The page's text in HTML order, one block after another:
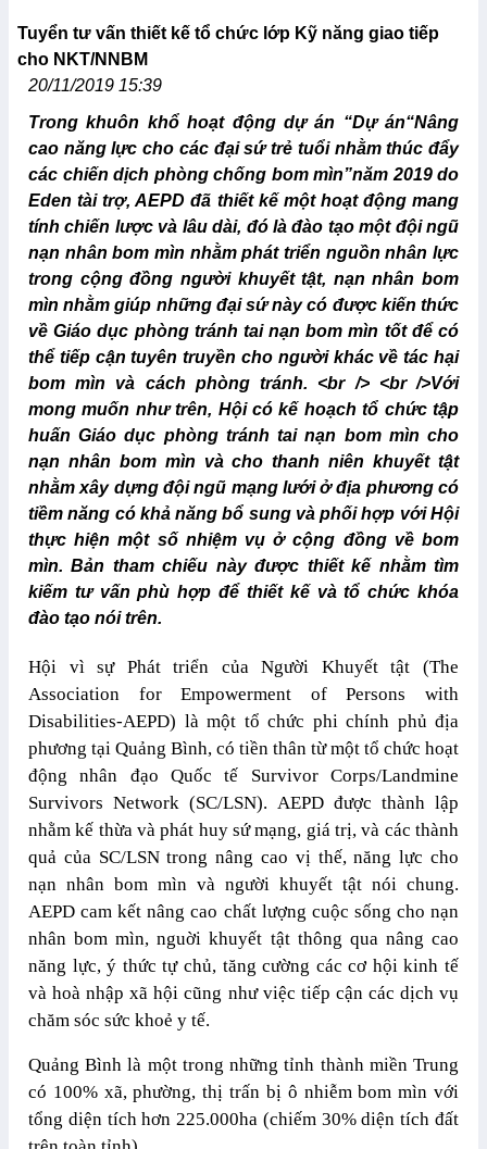
Tuyển tư vấn thiết kế tổ chức lớp Kỹ năng giao tiếp
cho NKT/NNBM
20/11/2019 15:39
Trong khuôn khổ hoạt động dự án “Dự án“Nâng
cao năng lực cho các đại sứ trẻ tuổi nhằm thúc đẩy
các chiến dịch phòng chống bom mìn”năm 2019 do
Eden tài trợ, AEPD đã thiết kế một hoạt động mang
tính chiến lược và lâu dài, đó là đào tạo một đội ngũ
nạn nhân bom mìn nhằm phát triển nguồn nhân lực
trong cộng đồng người khuyết tật, nạn nhân bom
mìn nhằm giúp những đại sứ này có được kiến thức
về Giáo dục phòng tránh tai nạn bom mìn tốt để có
thể tiếp cận tuyên truyền cho người khác về tác hại
bom mìn và cách phòng tránh. <br /> <br />Với
mong muốn như trên, Hội có kế hoạch tổ chức tập
huấn Giáo dục phòng tránh tai nạn bom mìn cho
nạn nhân bom mìn và cho thanh niên khuyết tật
nhằm xây dựng đội ngũ mạng lưới ở địa phương có
tiềm năng có khả năng bổ sung và phối hợp với Hội
thực hiện một số nhiệm vụ ở cộng đồng về bom
mìn. Bản tham chiếu này được thiết kế nhằm tìm
kiếm tư vấn phù hợp để thiết kế và tổ chức khóa
đào tạo nói trên.
Hội vì sự Phát triển của Người Khuyết tật (The
Association for Empowerment of Persons with
Disabilities-AEPD) là một tổ chức phi chính phủ địa
phương tại Quảng Bình, có tiền thân từ một tổ chức hoạt
động nhân đạo Quốc tế Survivor Corps/Landmine
Survivors Network (SC/LSN). AEPD được thành lập
nhằm kế thừa và phát huy sứ mạng, giá trị, và các thành
quả của SC/LSN trong nâng cao vị thế, năng lực cho
nạn nhân bom mìn và người khuyết tật nói chung.
AEPD cam kết nâng cao chất lượng cuộc sống cho nạn
nhân bom mìn, nguời khuyết tật thông qua nâng cao
năng lực, ý thức tự chủ, tăng cường các cơ hội kinh tế
và hoà nhập xã hội cũng như việc tiếp cận các dịch vụ
chăm sóc sức khoẻ y tế.
Quảng Bình là một trong những tỉnh thành miền Trung
có 100% xã, phường, thị trấn bị ô nhiễm bom mìn với
tổng diện tích hơn 225.000ha (chiếm 30% diện tích đất